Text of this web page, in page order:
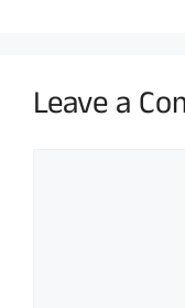
Leave a